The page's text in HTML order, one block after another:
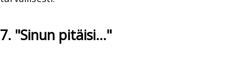
7. "Sinun pitäisi..."